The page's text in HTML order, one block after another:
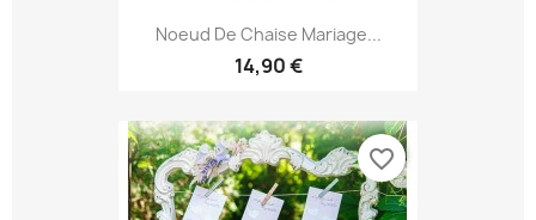
Noeud De Chaise Mariage...
14,90 €
favorite_border